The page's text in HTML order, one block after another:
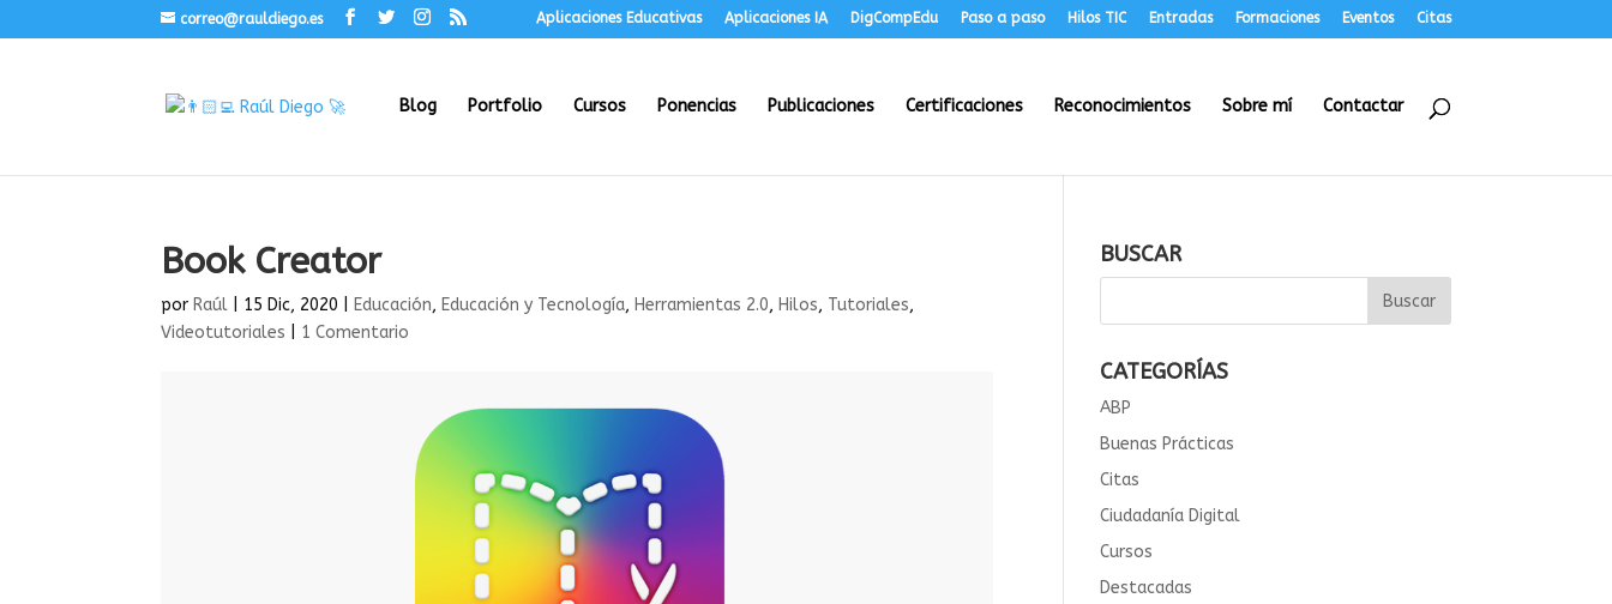
correo@rauldiego.es Aplicaciones Educativas Aplicaciones IA DigCompEdu Paso a paso Hilos TIC Entradas Formaciones Eventos Citas
Blog Portfolio Cursos Ponencias Publicaciones Certificaciones Reconocimientos Sobre mí Contactar
Book Creator
por Raúl 15 Dic, 2020 Educación, Educación y Tecnología, Herramientas 2.0, Hilos, Tutoriales,
Videotutoriales
1 Comentario
BUSCAR
CATEGORÍAS
ABP
Buenas Prácticas
Citas
Ciudadanía Digital
Cursos
Destacadas